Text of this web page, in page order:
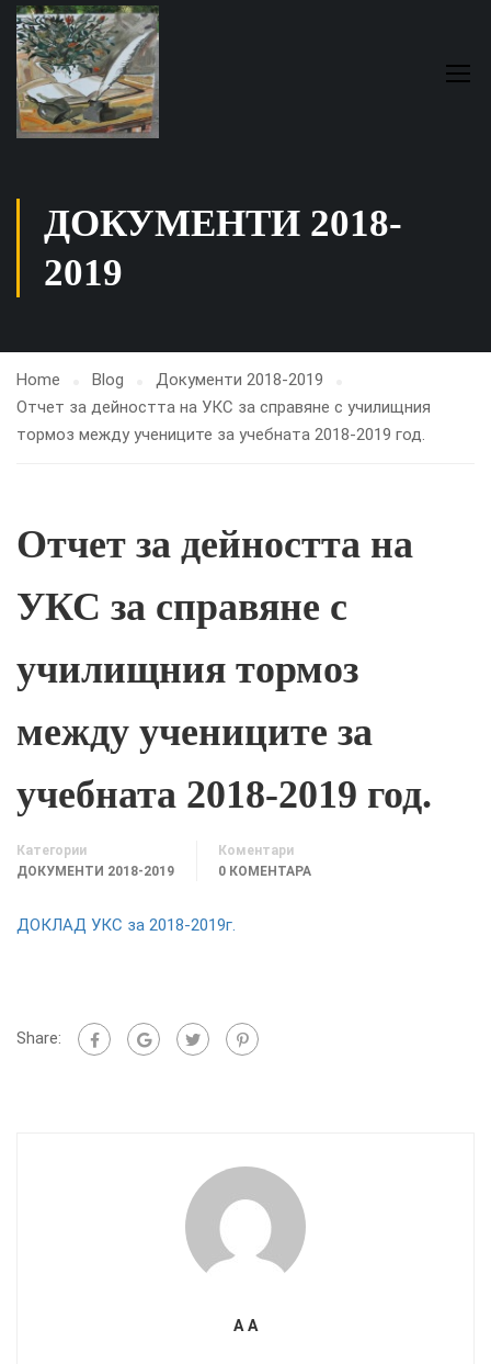
ДОКУМЕНТИ 2018-
2019
Home Blog
Документи 2018-2019
Отчет за дейността на УКС за справяне с училищния
тормоз между учениците за учебната 2018-2019 год.
Отчет за дейността на
УКС за справяне с
училищния тормоз
между учениците за
учебната 2018-2019 год.
Категории
ДОКУМЕНТИ 2018-2019
Коментари
0 КОМЕНТАРА
ДОКЛАД УКС за 2018-2019г.
Share:
A A